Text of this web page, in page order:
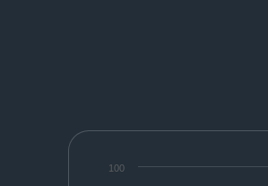
100